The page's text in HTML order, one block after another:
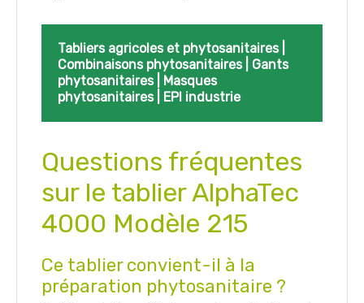
Tabliers agricoles et phytosanitaires|
Combinaisons phytosanitaires| Gants
phytosanitaires| Masques
phytosanitaires| EPI industrie
Questions fréquentes
sur le tablier AlphaTec
4000 Modèle 215
Ce tablier convient-il à la
préparation phytosanitaire ?